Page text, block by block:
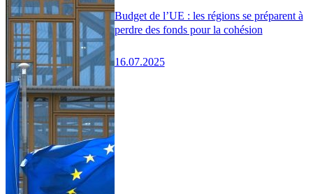
Budget de l’UE : les régions se préparent à
perdre des fonds pour la cohésion
16.07.2025